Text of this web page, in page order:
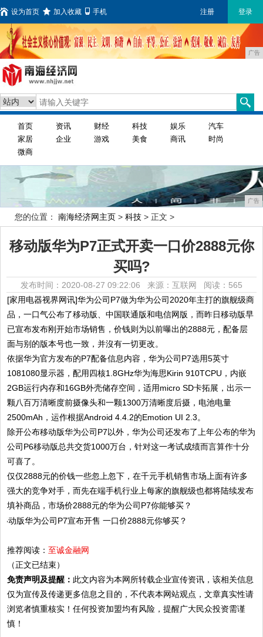
设为首页 加入收藏 手机 注册 登录
广告
首页 资讯 财经 科技 娱乐
汽车
家居
企业 游戏 美食 商讯
时尚
微商
广告
您的位置： 南海经济网主页 > 科技 > 正文 >
移动版华为P7正式开卖一口价2888元你
买吗?
发布时间：2020-08-27 09:22:06 来源：互联网 阅读：565
[家用电器视界网讯]华为公司P7做为华为公司2020年主打的旗舰级商
品，一口气公布了移动版、中国联通版和电信网版，而昨日移动版早
已宣布发布刚开始市场销售，价钱则为以前曝出的2888元，配备层
面与别的版本号也一致，并沒有一切更改。
依据华为官方发布的P7配备信息内容，华为公司P7选用5英寸
1081080显示器，配用四核1.8GHz华为海思Kirin 910TCPU，内嵌
2GB运行内存和16GB外壳储存空间，适用micro SD卡拓展，出示一
颗八百万清晰度前摄像头和一颗1300万清晰度后摄，电池电量
2500mAh，运作根据Android 4.4.2的Emotion UI 2.3。
除开公布移动版华为公司P7以外，华为公司还发布了上年公布的华为
公司P6移动版总共交货1000万台，针对这一考试成绩而言算作十分
可喜了。
仅仅2888元的价钱一些忽上忽下，在千元手机销售市场上面有许多
强大的竞争对手，而先在端手机行业上每家的旗舰级也都将陆续发布
填补商品，市场价2888元的华为公司P7你能够买？
推荐阅读：至诚金融网
（正文已结束）
免责声明及提醒： 此文内容为本网所转载企业宣传资讯，该相关信息
仅为宣传及传递更多信息之目的，不代表本网站观点，文章真实性请
浏览者慎重核实！任何投资加盟均有风险，提醒广大民众投资需谨
慎！